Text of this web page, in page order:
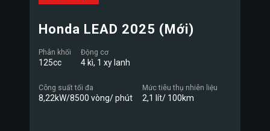
Honda LEAD 2025 (Mới)
Phân khối
125cc
Động cơ
4 kì, 1 xy lanh
Công suất tối đa
8,22kW/8500 vòng/ phút
Mức tiêu thụ nhiên liệu
2,1 lít/ 100km